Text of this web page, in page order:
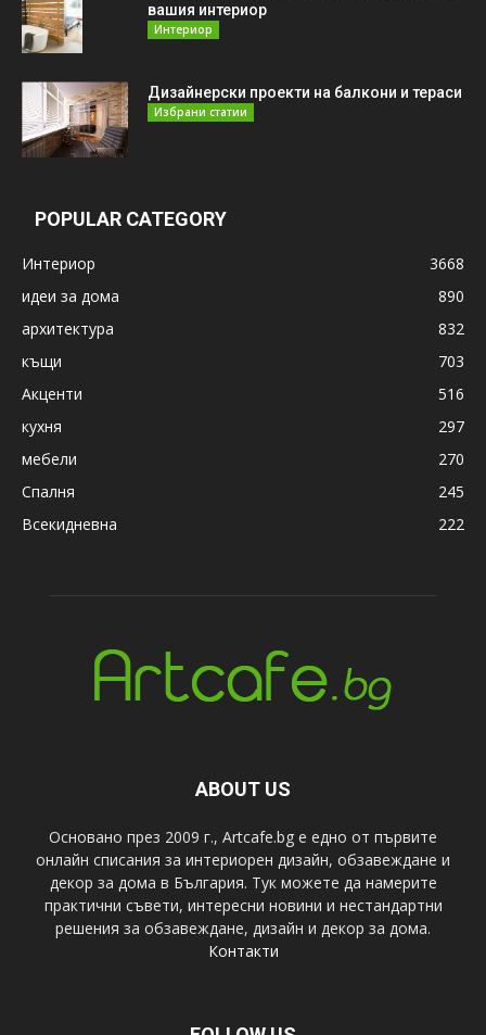
вашия интериор
Интериор
Дизайнерски проекти на балкони и тераси
Избрани статии
POPULAR CATEGORY
Интериор
3668
идеи за дома
890
архитектура
832
къщи
703
Акценти
516
кухня
297
мебели
270
Спалня
245
Всекидневна
222
ABOUT US
Основано през 2009 г., Artcafe.bg е едно от първите
онлайн списания за интериорен дизайн, обзавеждане и
декор за дома в България. Тук можете да намерите
практични съвети, интересни новини и нестандартни
решения за обзавеждане, дизайн и декор за дома.
Контакти